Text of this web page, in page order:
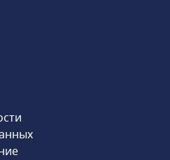
успешной работы и
взглядом на медицину.